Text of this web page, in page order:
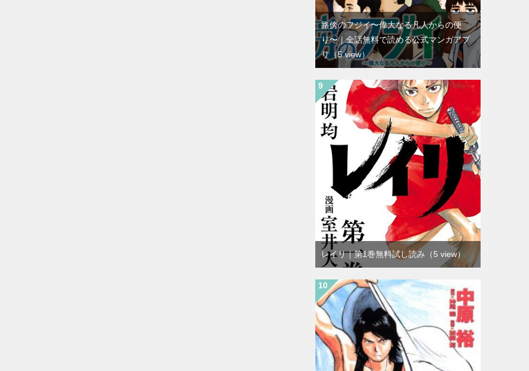
路傍のフジイ〜偉大なる凡人からの便
り〜｜全話無料で読める公式マンガアプ
リ （5 view）
レイリ｜第1巻無料試し読み （5 view）